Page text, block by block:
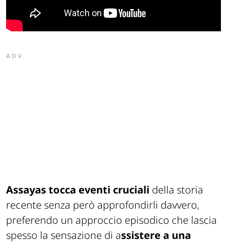
ADV
Assayas tocca eventi cruciali della storia
recente senza però approfondirli davvero,
preferendo un approccio episodico che lascia
spesso la sensazione di assistere a una